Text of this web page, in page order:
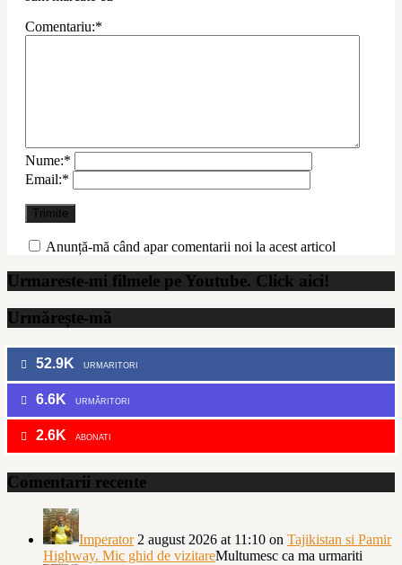
Comentariu:*
Nume:*
Email:*
Anunță-mă când apar comentarii noi la acest articol
Urmareste-mi filmele pe Youtube. Click aici!
Urmărește-mă
52.9K URMARITORI
6.6K URMĂRITORI
2.6K ABONATI
Comentarii recente
Imperator2 august 2026 at 11:10 on Tajikistan si Pamir
Highway. Mic ghid de vizitareMultumesc ca ma urmariti